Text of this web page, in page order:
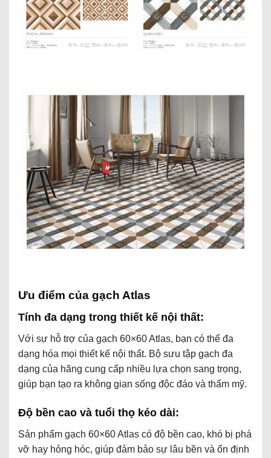
Ưu điểm của gạch Atlas
Tính đa dạng trong thiết kế nội thất:
Với sự hỗ trợ của gạch 60×60 Atlas, bạn có thể đa
dạng hóa mọi thiết kế nội thất. Bộ sưu tập gạch đa
dạng của hãng cung cấp nhiều lựa chọn sang trọng,
giúp bạn tạo ra không gian sống độc đáo và thẩm mỹ.
Độ bền cao và tuổi thọ kéo dài:
Sản phẩm gạch 60×60 Atlas có độ bền cao, khó bị phá
vỡ hay hỏng hóc, giúp đảm bảo sự lâu bền và ổn định